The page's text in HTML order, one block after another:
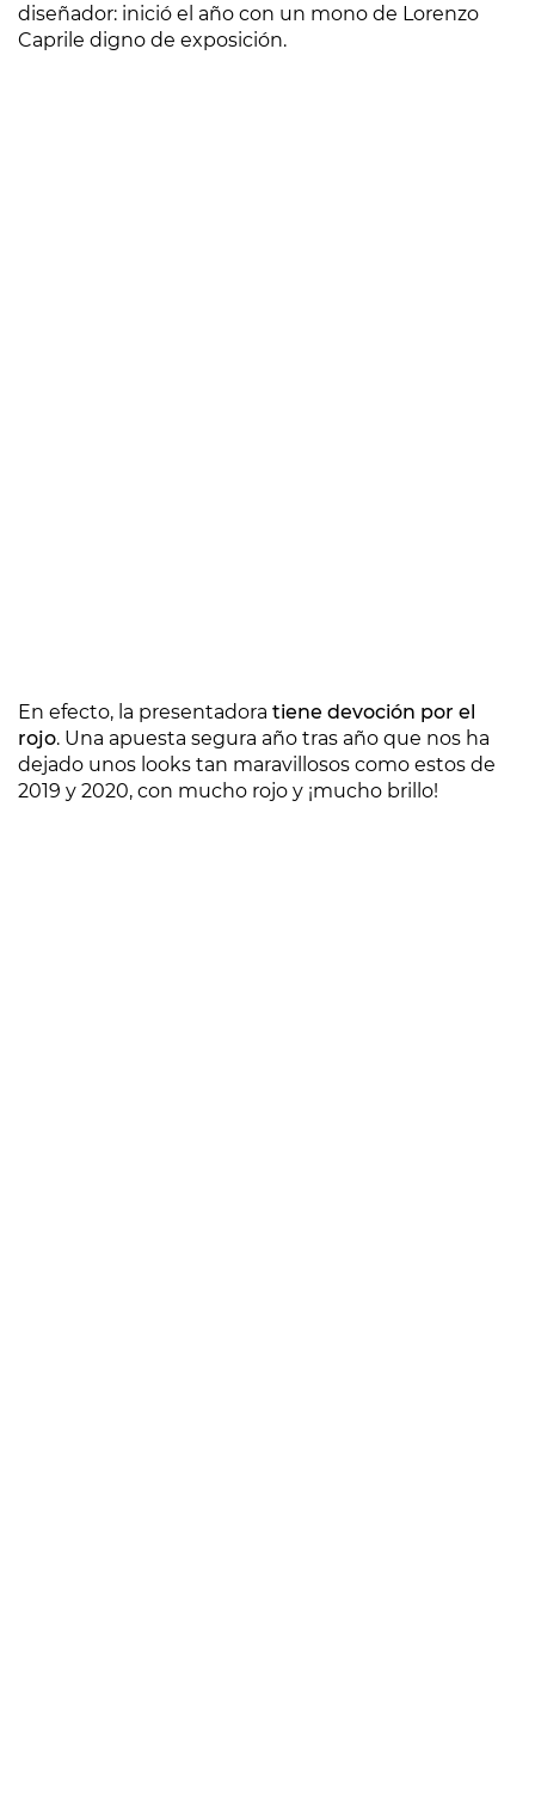
diseñador: inició el año con un mono de Lorenzo
Caprile digno de exposición.
En efecto, la presentadora tiene devoción por el
rojo. Una apuesta segura año tras año que nos ha
dejado unos looks tan maravillosos como estos de
2019 y 2020, con mucho rojo y ¡mucho brillo!